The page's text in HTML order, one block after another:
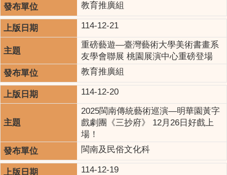
教育推廣組
114-12-21
重磅藝遊—臺灣藝術大學美術書畫系
友學會聯展 桃園展演中心重磅登場
教育推廣組
114-12-20
2025閩南傳統藝術巡演—明華園黃字
戲劇團《三抄府》 12月26日好戲上
場！
閩南及民俗文化科
114-12-19